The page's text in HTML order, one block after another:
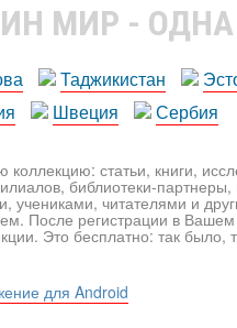
МИР - ОДНА
Таджикистан
Швеция Сербия
статьи, книги,
библиотеки-партнеры,
учениками, читателями и
После регистрации в
Это бесплатно: так было,
для Android